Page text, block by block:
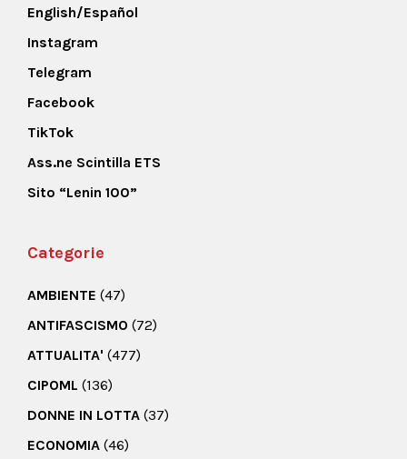
English/Español
Instagram
Telegram
Facebook
TikTok
Ass.ne Scintilla ETS
Sito “Lenin 100”
Categorie
AMBIENTE (47)
ANTIFASCISMO (72)
ATTUALITA' (477)
CIPOML (136)
DONNE IN LOTTA (37)
ECONOMIA (46)